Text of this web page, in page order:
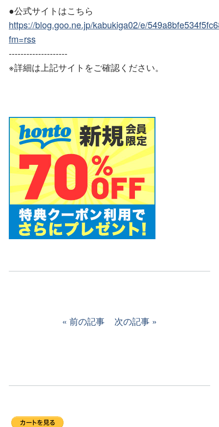
●公式サイトはこちら
https://blog.goo.ne.jp/kabukiga02/e/
fm=rss
--------------------
※詳細は上記サイトをご確認ください。
前の記事 次の記事